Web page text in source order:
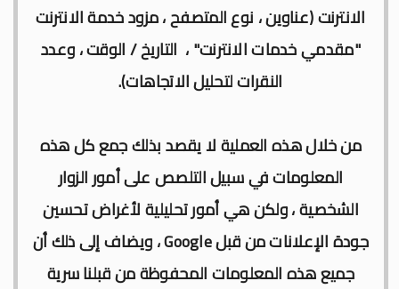
الانترنت (عناوين ، نوع المتصفح ، مزود خدمة الانترنت
"مقدمي خدمات الانترنت" ، التاريخ / الوقت ، وعدد
النقرات لتحليل الاتجاهات).
من خلال هذه العملية لا يقصد بذلك جمع كل هذه
المعلومات في سبيل التلصص على أمور الزوار
الشخصية ، ولكن هي أمور تحليلية لأغراض تحسين
جودة الإعلانات من قبلGoogle، ويضاف إلى ذلك أن
جميع هذه المعلومات المحفوظة من قبلنا سرية